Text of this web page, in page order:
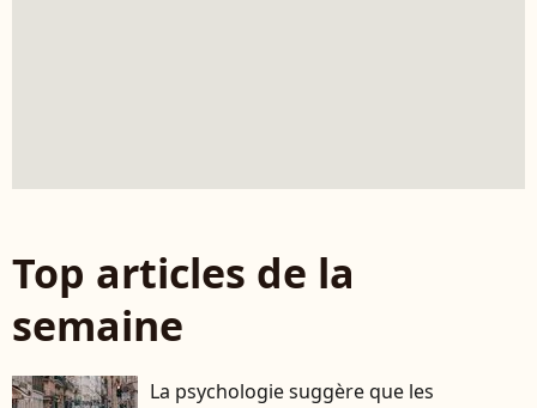
Top articles de la
semaine
La psychologie suggère que les